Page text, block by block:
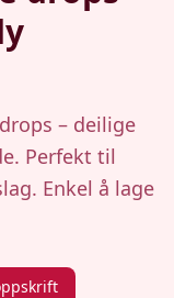
– deilige
Perfekt til
Enkel å lage